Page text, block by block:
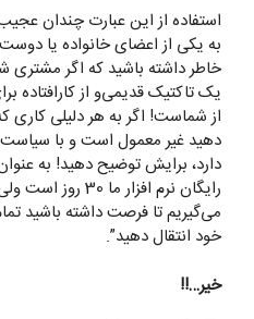
استفاده از این عبارت چندان
به یکی از اعضای خانواده یا
خاطر داشته باشید که اگر
یک تاکتیک قدیمی‌و از کارافتاده
از شماست! اگر به هر دلیلی
دهید غیر معمول است و با
دارد، برایش توضیح دهید! به
می‌گیریم تا فرصت داشته باشید
خود انتقال دهید”.
خیر…!!